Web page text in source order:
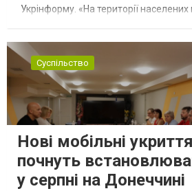
Укрінформу. «На території
Суспільство
Нові мобільні укриття
почнуть
у серпні на Донеччині